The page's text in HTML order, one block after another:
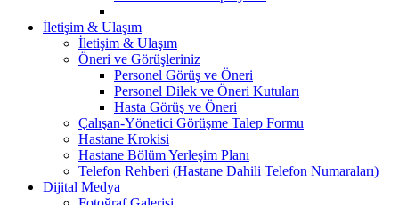
İletişim & Ulaşım
İletişim & Ulaşım
Öneri ve Görüşleriniz
Personel Görüş ve Öneri
Personel Dilek ve Öneri Kutuları
Hasta Görüş ve Öneri
Çalışan-Yönetici Görüşme Talep Formu
Hastane Krokisi
Hastane Bölüm Yerleşim Planı
Telefon Rehberi (Hastane Dahili Telefon Numaraları)
Dijital Medya